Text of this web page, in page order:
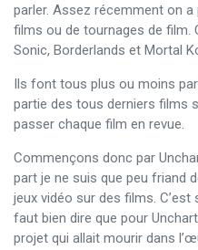
parler. Assez récemment on a
films ou de tournages de film.
Sonic, Borderlands et Mortal
Ils font tous plus ou moins
partie des tous derniers films
passer chaque film en revue.
Commençons donc par
part je ne suis que peu friand
jeux vidéo sur des films.
faut bien dire que pour
projet qui allait mourir dans